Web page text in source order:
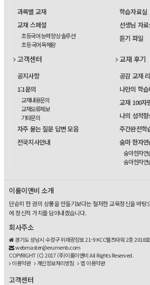
과목별 교재
교재 스페셜
초등국어 능력 향상 솔루션
초등 국어 독해왕
학습자료실
선생님 자료
듣기 파일
고객센터
공지사항
1:1문의
교재내용문의
교재오류제보
기타문의
자주 묻는 질문 답변 모음
전국지사안내
교재 후기
공감 교재
나만의 학
교재 100자
나의 성적
주간완전학
숨마 한자
숨마 한자연
숨마 한자연
이룸이앤비 소개
단순히 한 권의 상품을 만들기보다는 철저한 교육정신을 바탕
에 정신적 가치를 담아내겠습니다.
회사주소
경기도 성남시 수정구 위례광장로 21-9 KCC웰츠타워 2층 2018호
webmaster@erumenb.com
COPYRIGHT (C) 2017 (주)이룸이앤비 All Rights Reserved.
이용약관
개인정보처리방침 앱 이용약관
고객센터